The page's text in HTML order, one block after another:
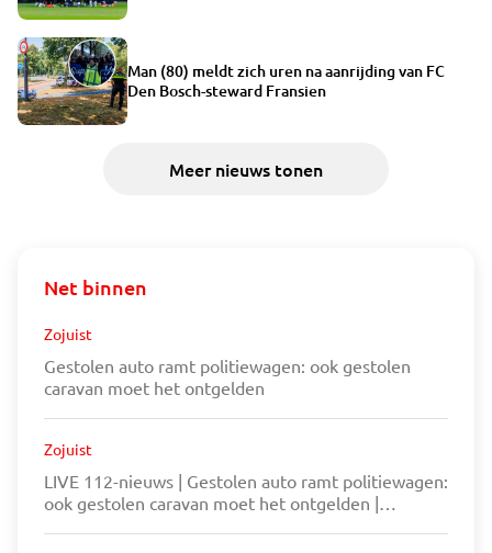
Man (80) meldt zich uren na aanrijding van FC
Den Bosch-steward Fransien
Meer nieuws tonen
Net binnen
Zojuist
Gestolen auto ramt politiewagen: ook gestolen
caravan moet het ontgelden
Zojuist
LIVE 112-nieuws | Gestolen auto ramt politiewagen:
ook gestolen caravan moet het ontgelden |